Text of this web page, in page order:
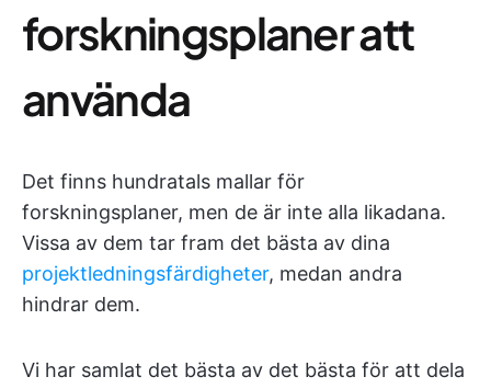
forskningsplaner att
använda
Det finns hundratals mallar för
forskningsplaner, men de är inte alla likadana.
Vissa av dem tar fram det bästa av dina
projektledningsfärdigheter, medan andra
hindrar dem.
Vi har samlat det bästa av det bästa för att dela